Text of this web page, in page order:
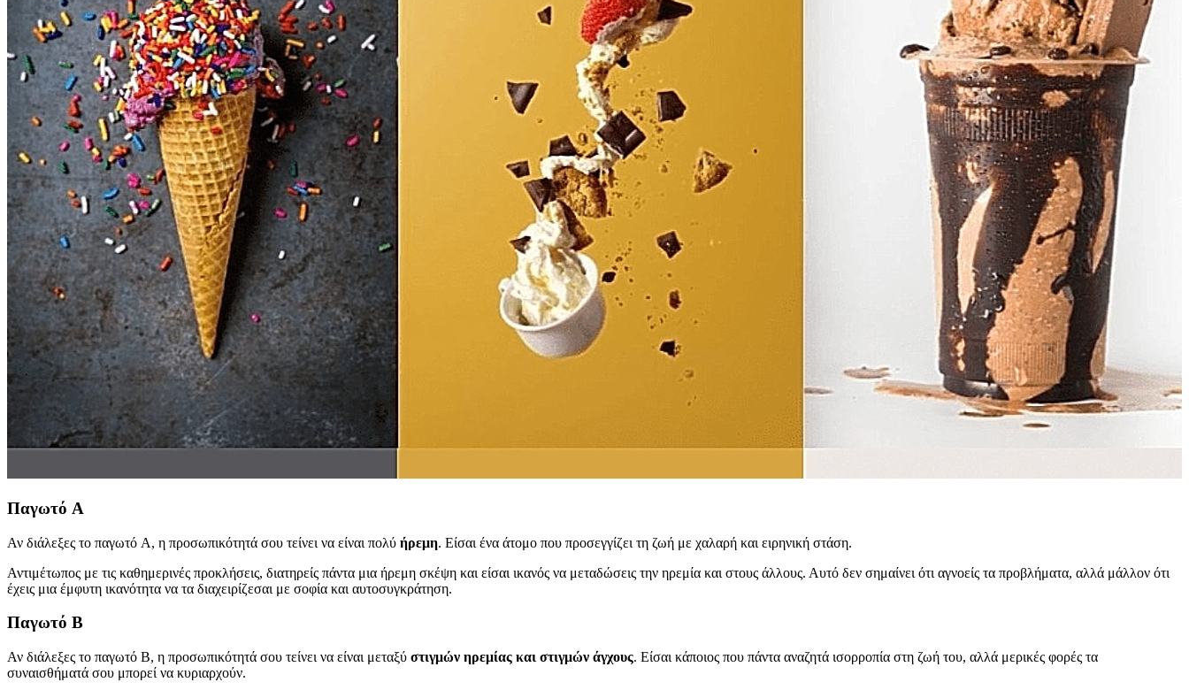
Παγωτό A
Αν διάλεξες το παγωτό A, η προσωπικότητά σου τείνει να είναι πολύ ήρεμη. Είσαι ένα άτομο που προσεγγίζει τη ζωή με χαλαρή και ειρηνική στάση.
Αντιμέτωπος με τις καθημερινές προκλήσεις, διατηρείς πάντα μια ήρεμη σκέψη και είσαι ικανός να μεταδώσεις την ηρεμία και στους άλλους. Αυτό δεν σημαίνει ότι αγνοείς τα προβλήματα, αλλά μάλλον ότι
έχεις μια έμφυτη ικανότητα να τα διαχειρίζεσαι με σοφία και αυτοσυγκράτηση.
Παγωτό B
Αν διάλεξες το παγωτό B, η προσωπικότητά σου τείνει να είναι μεταξύ στιγμών ηρεμίας και στιγμών άγχους. Είσαι κάποιος που πάντα αναζητά ισορροπία στη ζωή του, αλλά μερικές φορές τα
συναισθήματά σου μπορεί να κυριαρχούν.